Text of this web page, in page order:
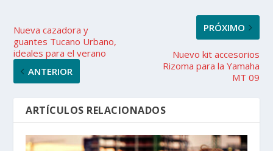
Nueva cazadora y
guantes Tucano Urbano,
ideales para el verano
ANTERIOR
PRÓXIMO
Nuevo kit accesorios
Rizoma para la Yamaha
MT 09
ARTÍCULOS RELACIONADOS